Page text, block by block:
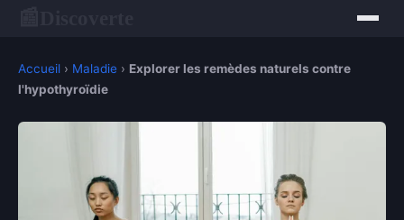
Accueil › Maladie › Explorer les remèdes naturels contre
l'hypothyroïdie